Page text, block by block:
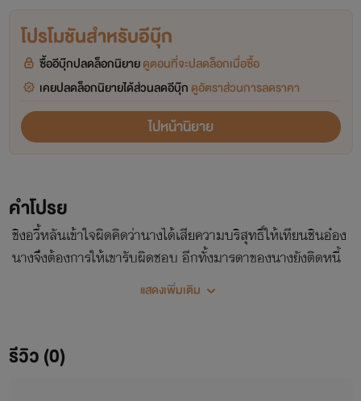
โปรโมชันสำหรับอีบุ๊ก
ซื้ออีบุ๊กปลดล็อกนิยายดูตอนที่จะปลดล็อกเมื่อซื้อ
เคยปลดล็อกนิยายได้ส่วนลดอีบุ๊ก ดูอัตราส่วนการลดราคา
ไปหน้านิยาย
คำโปรย
ชิงอวี้หลันเข้าใจผิดคิดว่านางได้เสียความบริสุทธิ์ให้เทียนชินอ๋อง
นางจึงต้องการให้เขารับผิดชอบ อีกทั้งมารดาของนางยังติดหนี้
เขา นางต้องไปทำงานเป็นชินหวางเฟยกำมะลอเพื่อใช้หนี้ ทว่า
แสดงเพิ่มเติม
รีวิว (0)